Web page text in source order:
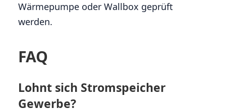
Wärmepumpe oder Wallbox geprüft
werden.
FAQ
Lohnt sich Stromspeicher
Gewerbe?